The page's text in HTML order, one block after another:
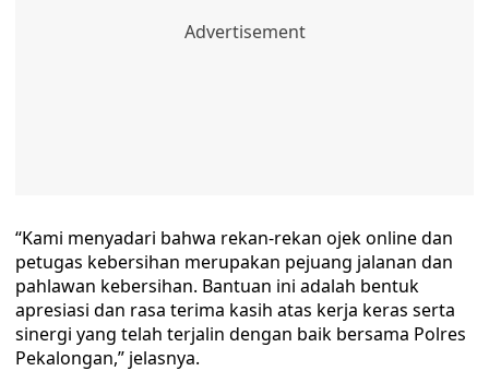
“Kami menyadari bahwa rekan-rekan ojek online dan
petugas kebersihan merupakan pejuang jalanan dan
pahlawan kebersihan. Bantuan ini adalah bentuk
apresiasi dan rasa terima kasih atas kerja keras serta
sinergi yang telah terjalin dengan baik bersama Polres
Pekalongan,” jelasnya.